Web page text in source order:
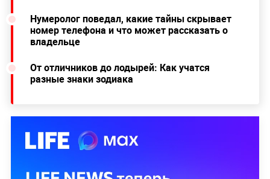
Нумеролог поведал, какие тайны скрывает
номер телефона и что может рассказать о
владельце
От отличников до лодырей: Как учатся
разные знаки зодиака